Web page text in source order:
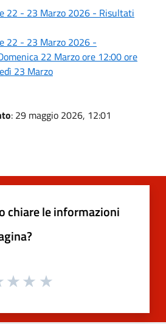
22 - 23 Marzo 2026 - Risultati
22 - 23 Marzo 2026 -
22 Marzo ore 12:00 ore
23 Marzo
: 29 maggio 2026, 12:01
chiare le informazioni